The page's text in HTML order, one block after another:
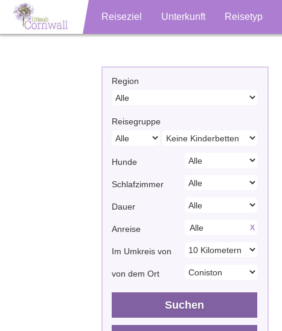
Reiseziel Unterkunft Reisetyp
Region
Reisegruppe
Hunde
Schlafzimmer
Dauer
Anreise X
Im Umkreis von
von dem Ort
Suchen